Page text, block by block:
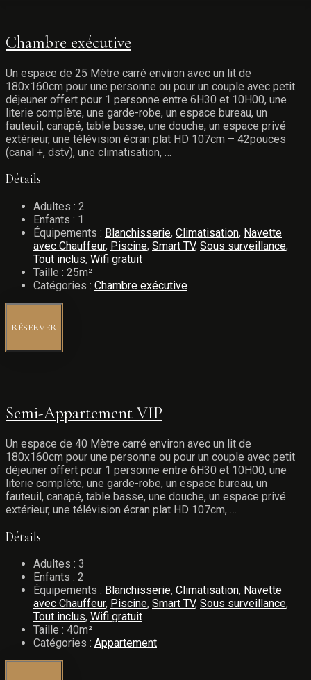
Chambre exécutive
Un espace de 25 Mètre carré environ avec un lit de
180x160cm pour une personne ou pour un couple avec petit
déjeuner offert pour 1 personne entre 6H30 et 10H00, une
literie complète, une garde-robe, un espace bureau, un
fauteuil, canapé, table basse, une douche, un espace privé
extérieur, une télévision écran plat HD 107cm – 42pouces
(canal +, dstv), une climatisation, …
Détails
Adultes : 2
Enfants : 1
Équipements : Blanchisserie, Climatisation, Navette
avec Chauffeur, Piscine, Smart TV, Sous surveillance,
Tout inclus, Wifi gratuit
Taille : 25m²
Catégories : Chambre exécutive
RÉSERVER
Semi-Appartement VIP
Un espace de 40 Mètre carré environ avec un lit de
180x160cm pour une personne ou pour un couple avec petit
déjeuner offert pour 1 personne entre 6H30 et 10H00, une
literie complète, une garde-robe, un espace bureau, un
fauteuil, canapé, table basse, une douche, un espace privé
extérieur, une télévision écran plat HD 107cm, …
Détails
Adultes : 3
Enfants : 2
Équipements : Blanchisserie, Climatisation, Navette
avec Chauffeur, Piscine, Smart TV, Sous surveillance,
Tout inclus, Wifi gratuit
Taille : 40m²
Catégories : Appartement